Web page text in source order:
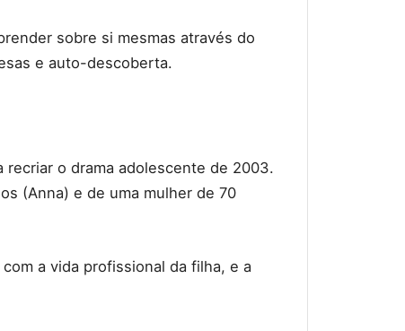
sobre si mesmas através do
e auto-descoberta.
o drama adolescente de 2003.
(Anna) e de uma mulher de 70
a vida profissional da filha, e a